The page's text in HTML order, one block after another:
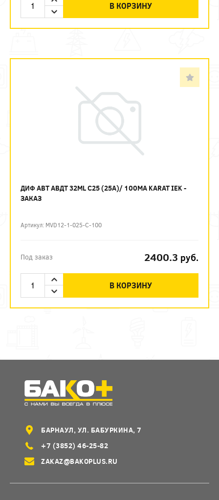
В КОРЗИНУ
ДИФ АВТ АВДТ 32ML C25 (25А)/ 100МА KARAT IEK -
ЗАКАЗ
Артикул: MVD12-1-025-C-100
Под заказ 2400.3 руб.
В КОРЗИНУ
БАРНАУЛ, УЛ. БАБУРКИНА, 7
+7 (3852) 46-25-82
ZAKAZ@BAKOPLUS.RU